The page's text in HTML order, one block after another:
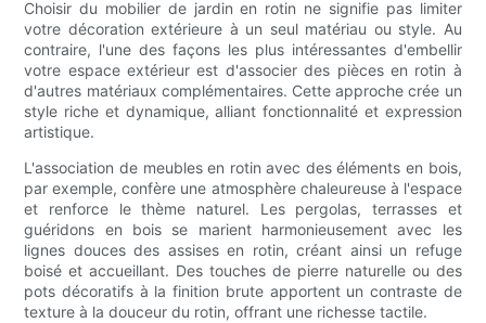
Choisir du mobilier de jardin en rotin ne signifie pas limiter
votre décoration extérieure à un seul matériau ou style. Au
contraire, l'une des façons les plus intéressantes d'embellir
votre espace extérieur est d'associer des pièces en rotin à
d'autres matériaux complémentaires. Cette approche crée un
style riche et dynamique, alliant fonctionnalité et expression
artistique.
L'association de meubles en rotin avec des éléments en bois,
par exemple, confère une atmosphère chaleureuse à l'espace
et renforce le thème naturel. Les pergolas, terrasses et
guéridons en bois se marient harmonieusement avec les
lignes douces des assises en rotin, créant ainsi un refuge
boisé et accueillant. Des touches de pierre naturelle ou des
pots décoratifs à la finition brute apportent un contraste de
texture à la douceur du rotin, offrant une richesse tactile.